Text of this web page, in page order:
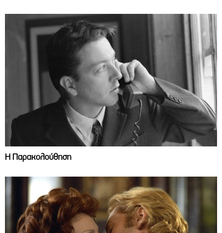
Η Παρακολούθηση